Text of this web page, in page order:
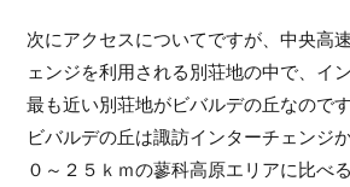
次にアクセスについてですが、中央高
ェンジを利用される別荘地の中で、イ
最も近い別荘地がビバルデの丘なのです
ビバルデの丘は諏訪インターチェンジ
０～２５ｋｍの蓼科高原エリアに比べ